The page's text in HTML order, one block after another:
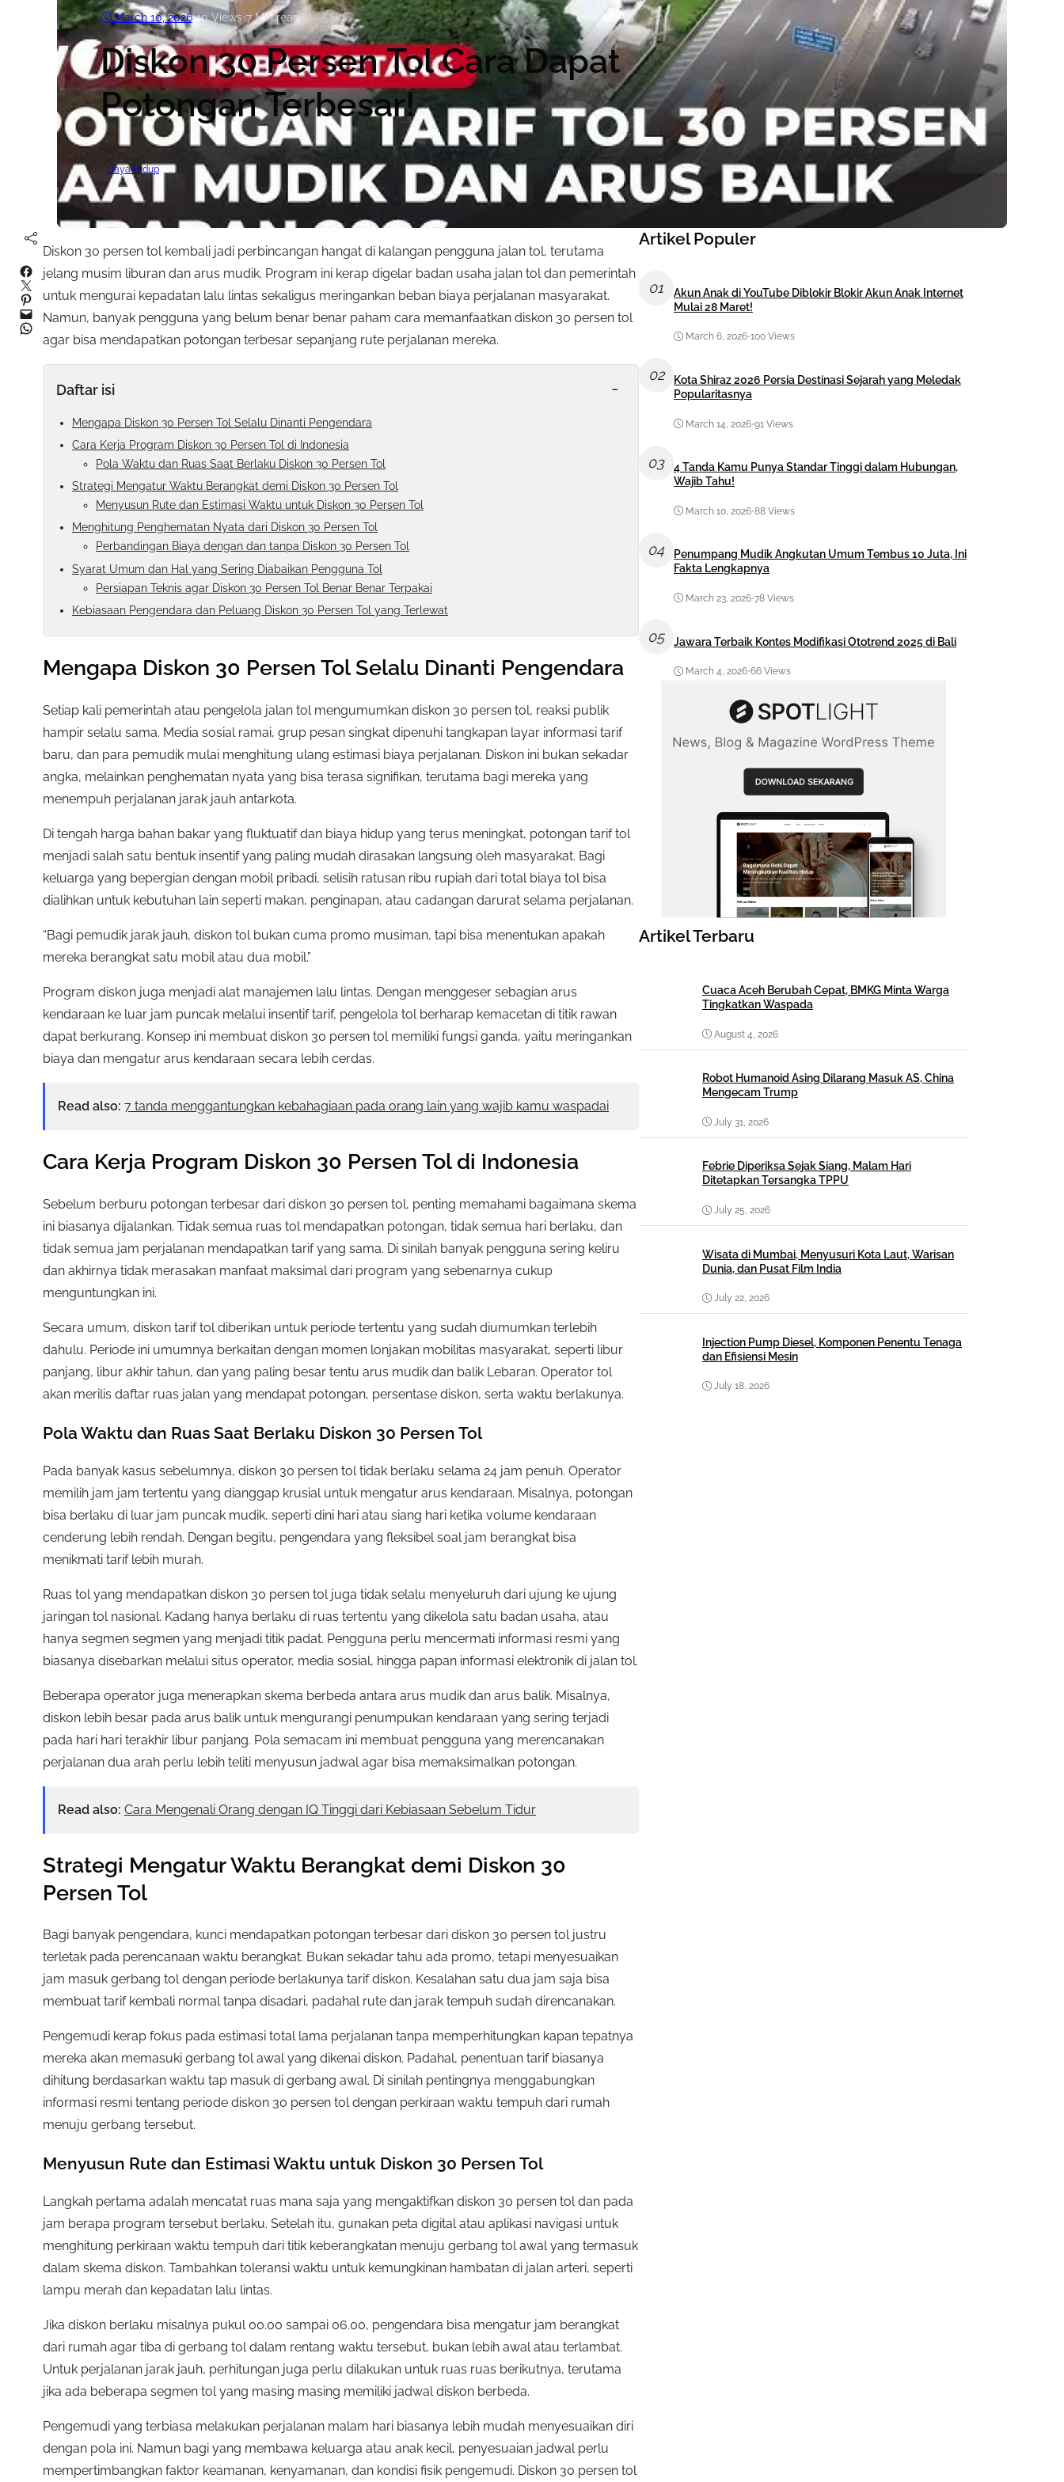
March 10, 2026•10Views•7 Min read
Diskon 30 Persen Tol Cara Dapat
Potongan Terbesar!
Gaya Hidup
Facebook
Twitter
Pinterest
Mail
WhatsApp
Diskon 30 persen tol kembali jadi perbincangan hangat di kalangan pengguna jalan tol, terutama
jelang musim liburan dan arus mudik. Program ini kerap digelar badan usaha jalan tol dan pemerintah
untuk mengurai kepadatan lalu lintas sekaligus meringankan beban biaya perjalanan masyarakat.
Namun, banyak pengguna yang belum benar benar paham cara memanfaatkan diskon 30 persen tol
agar bisa mendapatkan potongan terbesar sepanjang rute perjalanan mereka.
Daftar isi -
Mengapa Diskon 30 Persen Tol Selalu Dinanti Pengendara
Cara Kerja Program Diskon 30 Persen Tol di Indonesia
Pola Waktu dan Ruas Saat Berlaku Diskon 30 Persen Tol
Strategi Mengatur Waktu Berangkat demi Diskon 30 Persen Tol
Menyusun Rute dan Estimasi Waktu untuk Diskon 30 Persen Tol
Menghitung Penghematan Nyata dari Diskon 30 Persen Tol
Perbandingan Biaya dengan dan tanpa Diskon 30 Persen Tol
Syarat Umum dan Hal yang Sering Diabaikan Pengguna Tol
Persiapan Teknis agar Diskon 30 Persen Tol Benar Benar Terpakai
Kebiasaan Pengendara dan Peluang Diskon 30 Persen Tol yang Terlewat
Mengapa Diskon 30 Persen Tol Selalu Dinanti Pengendara
Setiap kali pemerintah atau pengelola jalan tol mengumumkan diskon 30 persen tol, reaksi publik
hampir selalu sama. Media sosial ramai, grup pesan singkat dipenuhi tangkapan layar informasi tarif
baru, dan para pemudik mulai menghitung ulang estimasi biaya perjalanan. Diskon ini bukan sekadar
angka, melainkan penghematan nyata yang bisa terasa signifikan, terutama bagi mereka yang
menempuh perjalanan jarak jauh antarkota.
Di tengah harga bahan bakar yang fluktuatif dan biaya hidup yang terus meningkat, potongan tarif tol
menjadi salah satu bentuk insentif yang paling mudah dirasakan langsung oleh masyarakat. Bagi
keluarga yang bepergian dengan mobil pribadi, selisih ratusan ribu rupiah dari total biaya tol bisa
dialihkan untuk kebutuhan lain seperti makan, penginapan, atau cadangan darurat selama perjalanan.
“Bagi pemudik jarak jauh, diskon tol bukan cuma promo musiman, tapi bisa menentukan apakah
mereka berangkat satu mobil atau dua mobil.”
Program diskon juga menjadi alat manajemen lalu lintas. Dengan menggeser sebagian arus
kendaraan ke luar jam puncak melalui insentif tarif, pengelola tol berharap kemacetan di titik rawan
dapat berkurang. Konsep ini membuat diskon 30 persen tol memiliki fungsi ganda, yaitu meringankan
biaya dan mengatur arus kendaraan secara lebih cerdas.
Read also: 7 tanda menggantungkan kebahagiaan pada orang lain yang wajib kamu waspadai
Cara Kerja Program Diskon 30 Persen Tol di Indonesia
Sebelum berburu potongan terbesar dari diskon 30 persen tol, penting memahami bagaimana skema
ini biasanya dijalankan. Tidak semua ruas tol mendapatkan potongan, tidak semua hari berlaku, dan
tidak semua jam perjalanan mendapatkan tarif yang sama. Di sinilah banyak pengguna sering keliru
dan akhirnya tidak merasakan manfaat maksimal dari program yang sebenarnya cukup
menguntungkan ini.
Secara umum, diskon tarif tol diberikan untuk periode tertentu yang sudah diumumkan terlebih
dahulu. Periode ini umumnya berkaitan dengan momen lonjakan mobilitas masyarakat, seperti libur
panjang, libur akhir tahun, dan yang paling besar tentu arus mudik dan balik Lebaran. Operator tol
akan merilis daftar ruas jalan yang mendapat potongan, persentase diskon, serta waktu berlakunya.
Pola Waktu dan Ruas Saat Berlaku Diskon 30 Persen Tol
Pada banyak kasus sebelumnya, diskon 30 persen tol tidak berlaku selama 24 jam penuh. Operator
memilih jam jam tertentu yang dianggap krusial untuk mengatur arus kendaraan. Misalnya, potongan
bisa berlaku di luar jam puncak mudik, seperti dini hari atau siang hari ketika volume kendaraan
cenderung lebih rendah. Dengan begitu, pengendara yang fleksibel soal jam berangkat bisa
menikmati tarif lebih murah.
Ruas tol yang mendapatkan diskon 30 persen tol juga tidak selalu menyeluruh dari ujung ke ujung
jaringan tol nasional. Kadang hanya berlaku di ruas tertentu yang dikelola satu badan usaha, atau
hanya segmen segmen yang menjadi titik padat. Pengguna perlu mencermati informasi resmi yang
biasanya disebarkan melalui situs operator, media sosial, hingga papan informasi elektronik di jalan tol.
Beberapa operator juga menerapkan skema berbeda antara arus mudik dan arus balik. Misalnya,
diskon lebih besar pada arus balik untuk mengurangi penumpukan kendaraan yang sering terjadi
pada hari hari terakhir libur panjang. Pola semacam ini membuat pengguna yang merencanakan
perjalanan dua arah perlu lebih teliti menyusun jadwal agar bisa memaksimalkan potongan.
Read also: Cara Mengenali Orang dengan IQ Tinggi dari Kebiasaan Sebelum Tidur
Strategi Mengatur Waktu Berangkat demi Diskon 30
Persen Tol
Bagi banyak pengendara, kunci mendapatkan potongan terbesar dari diskon 30 persen tol justru
terletak pada perencanaan waktu berangkat. Bukan sekadar tahu ada promo, tetapi menyesuaikan
jam masuk gerbang tol dengan periode berlakunya tarif diskon. Kesalahan satu dua jam saja bisa
membuat tarif kembali normal tanpa disadari, padahal rute dan jarak tempuh sudah direncanakan.
Pengemudi kerap fokus pada estimasi total lama perjalanan tanpa memperhitungkan kapan tepatnya
mereka akan memasuki gerbang tol awal yang dikenai diskon. Padahal, penentuan tarif biasanya
dihitung berdasarkan waktu tap masuk di gerbang awal. Di sinilah pentingnya menggabungkan
informasi resmi tentang periode diskon 30 persen tol dengan perkiraan waktu tempuh dari rumah
menuju gerbang tersebut.
Menyusun Rute dan Estimasi Waktu untuk Diskon 30 Persen Tol
Langkah pertama adalah mencatat ruas mana saja yang mengaktifkan diskon 30 persen tol dan pada
jam berapa program tersebut berlaku. Setelah itu, gunakan peta digital atau aplikasi navigasi untuk
menghitung perkiraan waktu tempuh dari titik keberangkatan menuju gerbang tol awal yang termasuk
dalam skema diskon. Tambahkan toleransi waktu untuk kemungkinan hambatan di jalan arteri, seperti
lampu merah dan kepadatan lalu lintas.
Jika diskon berlaku misalnya pukul 00.00 sampai 06.00, pengendara bisa mengatur jam berangkat
dari rumah agar tiba di gerbang tol dalam rentang waktu tersebut, bukan lebih awal atau terlambat.
Untuk perjalanan jarak jauh, perhitungan juga perlu dilakukan untuk ruas ruas berikutnya, terutama
jika ada beberapa segmen tol yang masing masing memiliki jadwal diskon berbeda.
Pengemudi yang terbiasa melakukan perjalanan malam hari biasanya lebih mudah menyesuaikan diri
dengan pola ini. Namun bagi yang membawa keluarga atau anak kecil, penyesuaian jadwal perlu
mempertimbangkan faktor keamanan, kenyamanan, dan kondisi fisik pengemudi. Diskon 30 persen tol
Artikel Populer
01
Akun Anak di YouTube Diblokir Blokir Akun Anak Internet
Mulai 28 Maret!
March 6, 2026•100 Views
02
Kota Shiraz 2026 Persia Destinasi Sejarah yang Meledak
Popularitasnya
March 14, 2026•91 Views
03
4 Tanda Kamu Punya Standar Tinggi dalam Hubungan,
Wajib Tahu!
March 10, 2026•88 Views
04
Penumpang Mudik Angkutan Umum Tembus 10 Juta, Ini
Fakta Lengkapnya
March 23, 2026•78 Views
05 Jawara Terbaik Kontes Modifikasi Ototrend 2025 di Bali
March 4, 2026•66 Views
Artikel Terbaru
Cuaca Aceh Berubah Cepat, BMKG Minta Warga
Tingkatkan Waspada
August 4, 2026
Robot Humanoid Asing Dilarang Masuk AS, China
Mengecam Trump
July 31, 2026
Febrie Diperiksa Sejak Siang, Malam Hari
Ditetapkan Tersangka TPPU
July 25, 2026
Wisata di Mumbai, Menyusuri Kota Laut, Warisan
Dunia, dan Pusat Film India
July 22, 2026
Injection Pump Diesel, Komponen Penentu Tenaga
dan Efisiensi Mesin
July 18, 2026